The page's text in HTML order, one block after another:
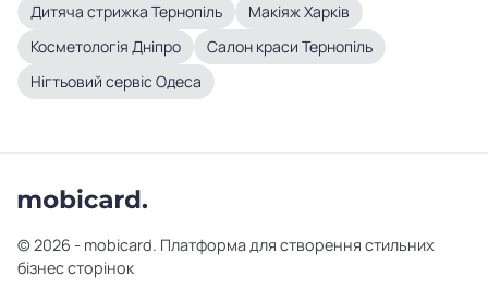
Дитяча стрижка Тернопіль
Макіяж Харків
Косметологія Дніпро
Салон краси Тернопіль
Нігтьовий сервіс Одеса
© 2026 - mobicard. Платформа для створення стильних
бізнес сторінок